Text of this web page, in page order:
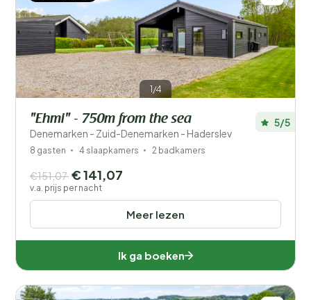
1/4
"Ehmi" - 750m from the sea
Denemarken - Zuid-Denemarken - Haderslev
5/5
8 gasten 4 slaapkamers 2 badkamers
Meer lezen
€151,07 € 141,07
v.a. prijs per nacht
Ik ga boeken